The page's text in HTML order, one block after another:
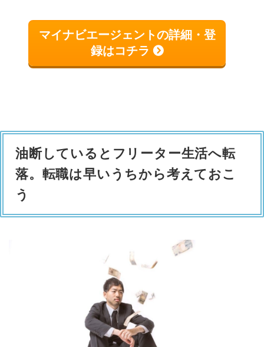
マイナビエージェントの詳細・登
録はコチラ
油断しているとフリーター生活へ転
落。転職は早いうちから考えておこ
う